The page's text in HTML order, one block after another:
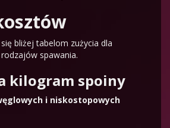
bliżej tabelom zużycia dla
spawania.
kilogram spoiny
i niskostopowych